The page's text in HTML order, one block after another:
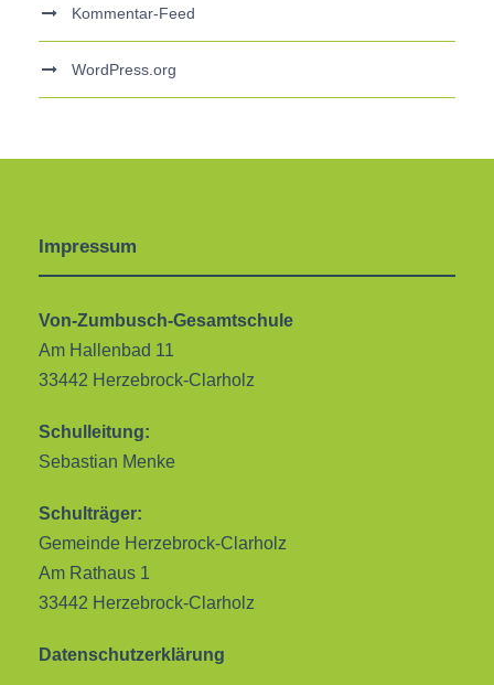
Kommentar-Feed
WordPress.org
Impressum
Von-Zumbusch-Gesamtschule
Am Hallenbad 11
33442 Herzebrock-Clarholz
Schulleitung:
Sebastian Menke
Schulträger:
Gemeinde Herzebrock-Clarholz
Am Rathaus 1
33442 Herzebrock-Clarholz
Datenschutzerklärung